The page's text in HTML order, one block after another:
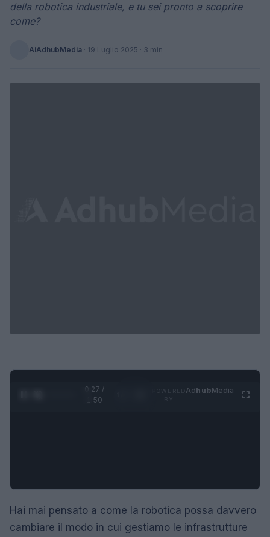
della robotica industriale, e tu sei pronto a scoprire
come?
AiAdhubMedia · 19 Luglio 2025 · 3 min
0:28 /
1:50
AdhubMedia
Hai mai pensato a come la robotica possa davvero
cambiare il modo in cui gestiamo le infrastrutture